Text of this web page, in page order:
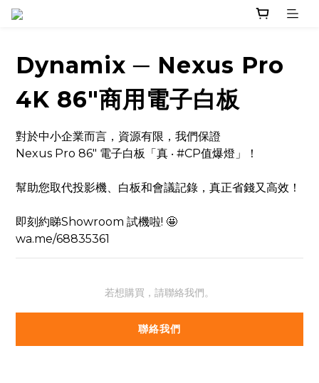
Dynamix ─ Nexus Pro
4K 86"商用電子白板
對於中小企業而言，資源有限，我們保證
Nexus Pro 86" 電子白板「真 ‧ #CP值爆燈」！
幫助您取代投影機、白板和會議記錄，真正省錢又高效！
即刻約睇Showroom 試機啦! 🤩
wa.me/68835361
若想購買，請聯絡我們。
聯絡我們